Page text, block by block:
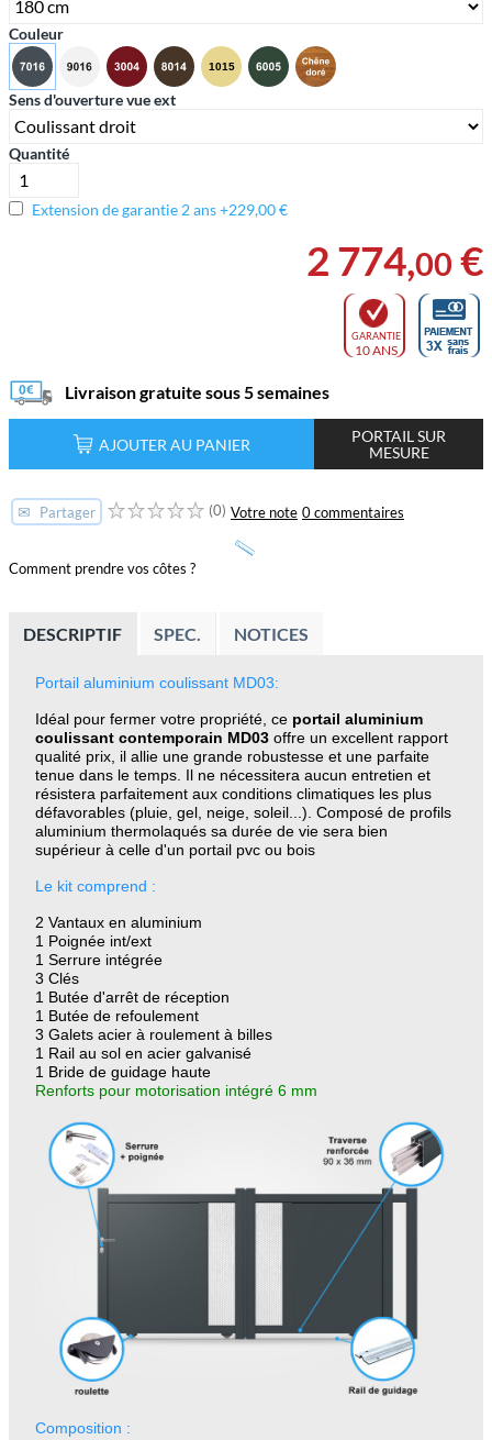
Couleur
Sens d'ouverture vue ext
Quantité
Extension de garantie 2 ans +229,00 €
2 774,00 €
GARANTIE
10 ANS
Livraison gratuite sous 5 semaines
AJOUTER AU PANIER
PORTAIL SUR
MESURE
✉ Partager (0) Votre note 0 commentaires
Comment prendre vos côtes ?
DESCRIPTIF SPEC. NOTICES
Portail aluminium coulissant MD03:
Idéal pour fermer votre propriété, ce portail aluminium
coulissant contemporain MD03 offre un excellent rapport
qualité prix, il allie une grande robustesse et une parfaite
tenue dans le temps. Il ne nécessitera aucun entretien et
résistera parfaitement aux conditions climatiques les plus
défavorables (pluie, gel, neige, soleil...). Composé de profils
aluminium thermolaqués sa durée de vie sera bien
supérieur à celle d'un portail pvc ou bois
Le kit comprend :
2 Vantaux en aluminium
1 Poignée int/ext
1 Serrure intégrée
3 Clés
1 Butée d'arrêt de réception
1 Butée de refoulement
3 Galets acier à roulement à billes
1 Rail au sol en acier galvanisé
1 Bride de guidage haute
Renforts pour motorisation intégré 6 mm
Composition :